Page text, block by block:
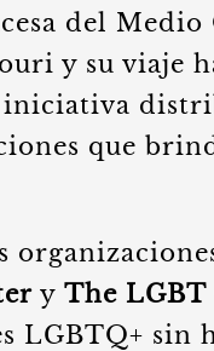
del
y su viaje
que
y The LGBT
LGBTQ+ sin